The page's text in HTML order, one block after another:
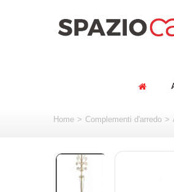
Home > Complementi d'arredo >